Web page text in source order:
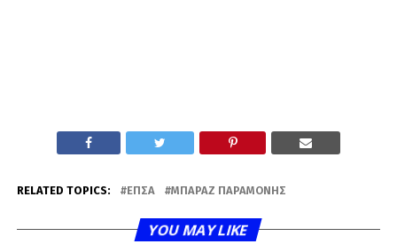
RELATED TOPICS: ΕΠΣΑ ΜΠΑΡΑΖ ΠΑΡΑΜΟΝΉΣ
YOU MAY LIKE